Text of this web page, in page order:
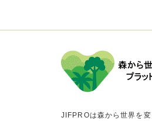
JIFPROは森から世界を変